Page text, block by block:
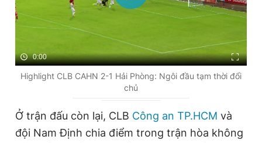
0:00
Highlight CLB CAHN 2-1 Hải Phòng: Ngôi đầu tạm thời đổi
chủ
Ở trận đấu còn lại, CLB Công an TP.HCM và
đội Nam Định chia điểm trong trận hòa không